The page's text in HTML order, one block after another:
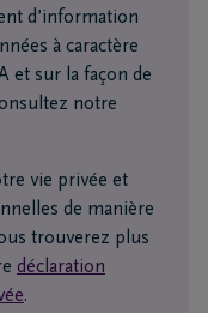
d’information
à caractère
et sur la façon de
notre
vie privée et
de manière
trouverez plus
déclaration
.